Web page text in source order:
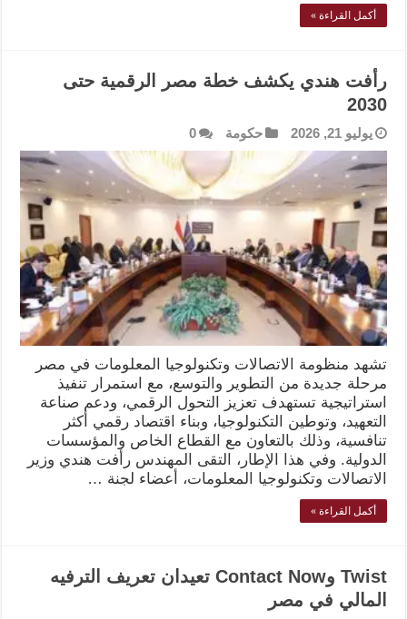
أكمل القراءة »
رأفت هندي يكشف خطة مصر الرقمية حتى
2030
يوليو 21, 2026 حكومة 0
تشهد منظومة الاتصالات وتكنولوجيا المعلومات في مصر
مرحلة جديدة من التطوير والتوسع، مع استمرار تنفيذ
استراتيجية تستهدف تعزيز التحول الرقمي، ودعم صناعة
التعهيد، وتوطين التكنولوجيا، وبناء اقتصاد رقمي أكثر
تنافسية، وذلك بالتعاون مع القطاع الخاص والمؤسسات
الدولية. وفي هذا الإطار، التقى المهندس رأفت هندي وزير
الاتصالات وتكنولوجيا المعلومات، أعضاء لجنة …
أكمل القراءة »
Twist وContact Now تعيدان تعريف الترفيه
المالي في مصر